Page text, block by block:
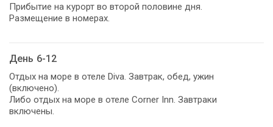
Прибытие на курорт во второй половине дня.
Размещение в номерах.
День 6-12
Отдых на море в отеле Diva. Завтрак, обед, ужин
(включено).
Либо отдых на море в отеле Corner Inn. Завтраки
включены.